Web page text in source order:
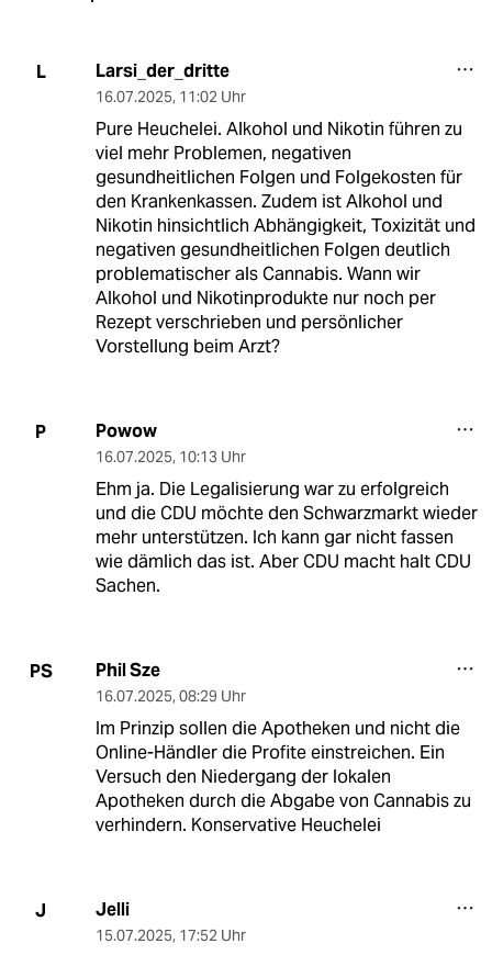
L Larsi_der_dritte
16.07.2025, 11:02 Uhr
Pure Heuchelei. Alkohol und Nikotin führen zu
viel mehr Problemen, negativen
gesundheitlichen Folgen und Folgekosten für
den Krankenkassen. Zudem ist Alkohol und
Nikotin hinsichtlich Abhängigkeit, Toxizität und
negativen gesundheitlichen Folgen deutlich
problematischer als Cannabis. Wann wir
Alkohol und Nikotinprodukte nur noch per
Rezept verschrieben und persönlicher
Vorstellung beim Arzt?
P Powow
16.07.2025, 10:13 Uhr
Ehm ja. Die Legalisierung war zu erfolgreich
und die CDU möchte den Schwarzmarkt wieder
mehr unterstützen. Ich kann gar nicht fassen
wie dämlich das ist. Aber CDU macht halt CDU
Sachen.
PS Phil Sze
16.07.2025, 08:29 Uhr
Im Prinzip sollen die Apotheken und nicht die
Online-Händler die Profite einstreichen. Ein
Versuch den Niedergang der lokalen
Apotheken durch die Abgabe von Cannabis zu
verhindern. Konservative Heuchelei
J Jelli
15.07.2025, 17:52 Uhr